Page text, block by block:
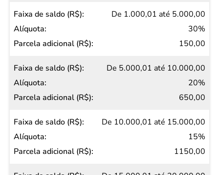
(R$)
De 1.000,01 até 5.000,00
30%
150,00
De 5.000,01 até 10.000,00
20%
650,00
De 10.000,01 até 15.000,00
15%
1150,00